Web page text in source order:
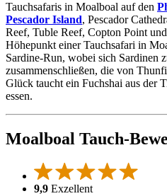
Tauchsafaris in Moalboal auf den
Pescador Island, Pescador
Reef, Tuble Reef, Copton Point
Höhepunkt einer Tauchsafari in
Sardine-Run, wobei sich Sardinen
zusammenschließen, die von
Glück taucht ein Fuchshai aus der
essen.
Moalboal Tauch-
9,9 Exzellent